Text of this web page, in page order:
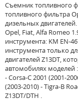
Съемник топливного
топливного фильтра
дизельных
Opel, Fiat, Alfa Romeo
инструмента: KM EN-
инструмента только
двигателей Z13DT,
автомобилях моделей :
- Corsa-C 2001 (2001-
(2003-2010) - Tigra-B
Z13DT/DTH .